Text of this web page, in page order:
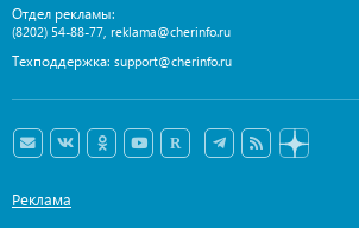
Отдел рекламы:
(8202) 54-88-77 reklama@cherinfo.ru
Техподдержка: support@cherinfo.ru
Реклама